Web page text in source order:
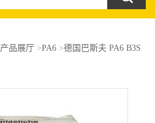
产品展厅>PA6>德国巴斯夫 PA6 B3S